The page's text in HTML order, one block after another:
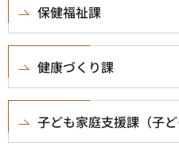
保健福祉課
健康づくり課
子ども家庭支援課（子ど